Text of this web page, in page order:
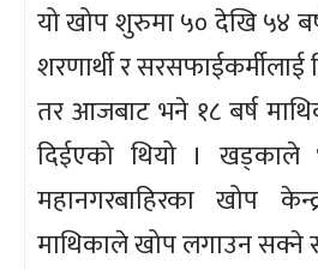
यो खोप शुरुमा ५० देखि ५४
शरणार्थी र सरसफाईकर्मीलाई
तर आजबाट भने १८ बर्ष
दिईएको थियो । खड्काले
महानगरबाहिरका खोप
माथिकाले खोप लगाउन सक्ने